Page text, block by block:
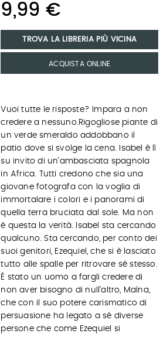
9,99 €
TROVA LA LIBRERIA PIÙ VICINA
ACQUISTA ONLINE
Vuoi tutte le risposte? Impara a non
credere a nessuno.Rigogliose piante di
un verde smeraldo addobbano il
patio dove si svolge la cena. Isabel è lì
su invito di un’ambasciata spagnola
in Africa. Tutti credono che sia una
giovane fotografa con la voglia di
immortalare i colori e i panorami di
quella terra bruciata dal sole. Ma non
è questa la verità. Isabel sta cercando
qualcuno. Sta cercando, per conto dei
suoi genitori, Ezequiel, che si è lasciato
tutto alle spalle per ritrovare sé stesso.
È stato un uomo a fargli credere di
non aver bisogno di null’altro, Maína,
che con il suo potere carismatico di
persuasione ha legato a sé diverse
persone che come Ezequiel si